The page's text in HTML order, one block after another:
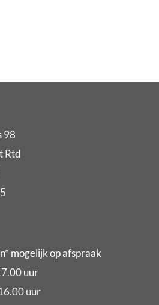
98
Rtd
mogelijk op afspraak
uur
uur